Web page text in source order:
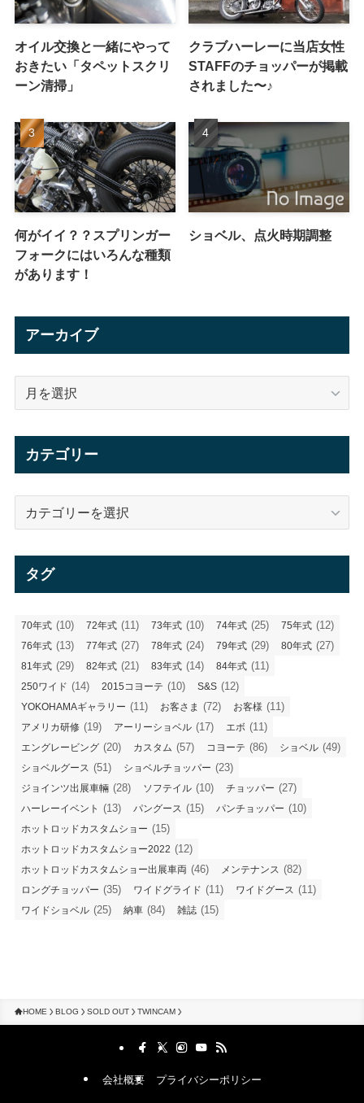
オイル交換と一緒にやって
おきたい「タペットスクリ
ーン清掃」
クラブハーレーに当店女性
STAFFのチョッパーが掲載
されました〜♪
何がイイ？？スプリンガー
フォークにはいろんな種類
があります！
ショベル、点火時期調整
アーカイブ
カテゴリー
タグ
70年式 (10) 72年式 (11) 73年式 (10) 74年式 (25) 75年式 (12)
76年式 (13) 77年式 (27) 78年式 (24) 79年式 (29) 80年式 (27)
81年式 (29) 82年式 (21) 83年式 (14) 84年式 (11)
250ワイド (14) 2015コヨーテ (10) S&S (12)
YOKOHAMAギャラリー (11) お客さま (72) お客様 (11)
アメリカ研修 (19) アーリーショベル (17) エボ (11)
エングレービング (20) カスタム (57) コヨーテ (86) ショベル (49)
ショベルグース (51) ショベルチョッパー (23)
ジョインツ出展車輛 (28) ソフテイル (10) チョッパー (27)
ハーレーイベント (13) パングース (15) パンチョッパー (10)
ホットロッドカスタムショー (15)
ホットロッドカスタムショー2022 (12)
ホットロッドカスタムショー出展車両 (46) メンテナンス (82)
ロングチョッパー (35) ワイドグライド (11) ワイドグース (11)
ワイドショベル (25) 納車 (84) 雑誌 (15)
HOME BLOG SOLD OUT TWINCAM
会社概要 プライバシーポリシー